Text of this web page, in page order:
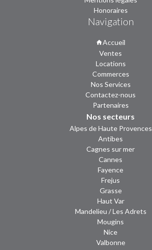
Honoraires
Navigation
Accueil
Ventes
Locations
Commerces
Nos Services
Contactez-nous
Partenaires
Nos secteurs
Alpes de Haute Provences
Antibes
Cagnes sur mer
Cannes
Fayence
Frejus
Grasse
Haut Var
Mandelieu / Les Adrets
Mougins
Nice
Valbonne